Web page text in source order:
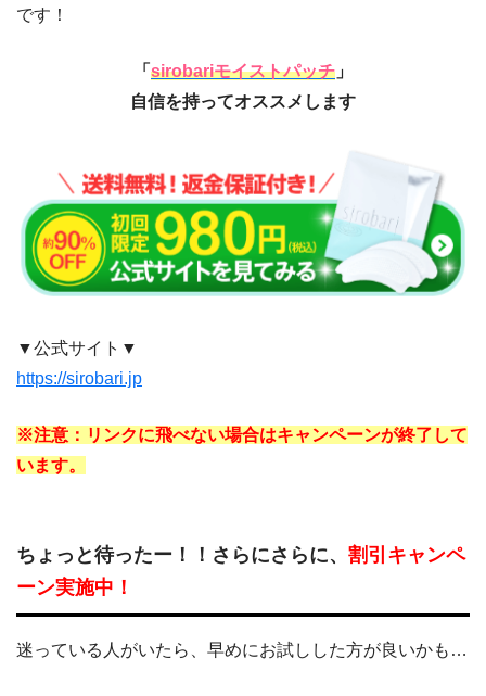
です！
「 sirobariモイストパッチ 」
自信を持ってオススメします
▼公式サイト▼
https://sirobari.jp
※注意：リンクに飛べない場合はキャンペーンが終了して
います。
ちょっと待ったー！！さらにさらに、 割引キャンペ
ーン実施中！
迷っている人がいたら、早めにお試しした方が良いかも…